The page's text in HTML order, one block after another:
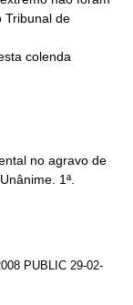
no agravo de
1ª.
PUBLIC 29-02-